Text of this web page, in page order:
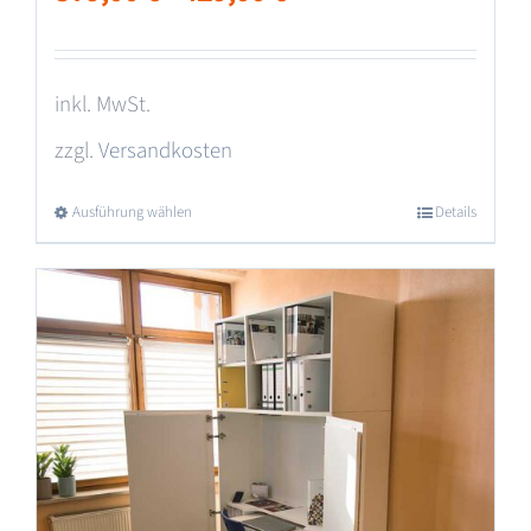
inkl. MwSt.
zzgl.Versandkosten
Ausführung wählen
Produkt
weist
mehrere
Varianten
auf.
Die
Optionen
Details